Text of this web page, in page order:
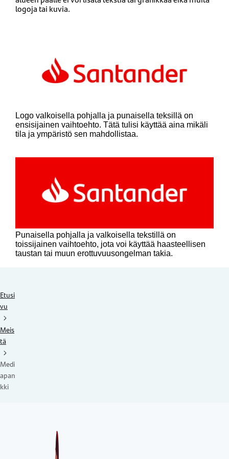
logoja tai kuvia.
Logo valkoisella pohjalla ja punaisella teksillä on
ensisijainen vaihtoehto. Tätä tulisi käyttää aina mikäli
tila ja ympäristö sen mahdollistaa.
Punaisella pohjalla ja valkoisella tekstillä on
toissijainen vaihtoehto, jota voi käyttää haasteellisen
taustan tai muun erottuvuusongelman takia.
Etusi
vu
Meis
tä
Medi
apan
kki